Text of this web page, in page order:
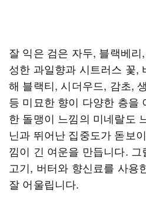
잘 익은 검은 자두, 블랙베
성한 과일향과 시트러스 꽃,
해 블랙티, 시더우드, 감초,
등 미묘한 향이 다양한 층을
한 돌맹이 느낌의 미네랄도
닌과 뛰어난 집중도가 돋보
낌이 긴 여운을 만듭니다.
고기, 버터와 향신료를 사용
잘 어울립니다.